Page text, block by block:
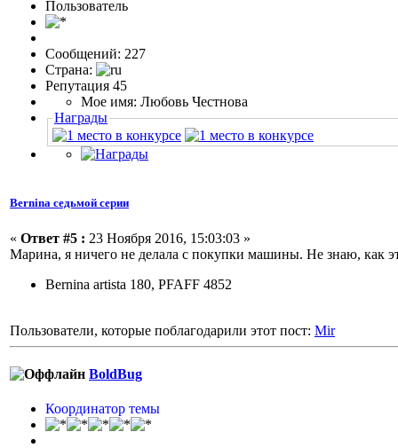
Пользовaтeль
Сообщений: 227
Страна:
Репутация 45
Мое имя: Любовь Честнова
Награды
Bernina седьмой серии
« Ответ #5 : 23 Ноября 2016, 15:03:03 »
Марина, я ничего не делала с покупки машины. Не знаю, как
Bernina artista 180, PFAFF 4852
Пользователи, которые поблагодарили этот пост: Mir
BoldBug
Координатор темы